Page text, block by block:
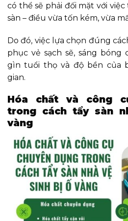
có thể sẽ phải đối mặt với
sàn – điều vừa tốn kém, vừa
Do đó, việc lựa chọn đúng
phục vẻ sạch sẽ, sáng bóng
gìn tuổi thọ và độ bền của
gian.
Hóa chất và công
trong cách tẩy sàn
vàng